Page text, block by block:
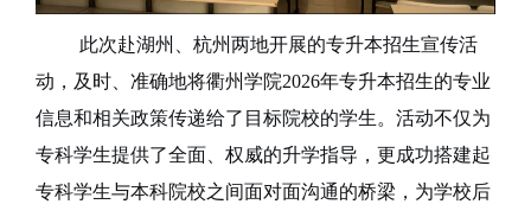
此次赴湖州、杭州两地开展的专升本招生宣传活
动，及时、准确地将衢州学院2026年专升本招生的专业
信息和相关政策传递给了目标院校的学生。活动不仅为
专科学生提供了全面、权威的升学指导，更成功搭建起
专科学生与本科院校之间面对面沟通的桥梁 ， 为学校后